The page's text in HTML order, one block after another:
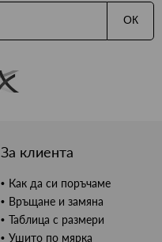
ОК
За клиента
Как да си поръчаме
Връщане и замяна
Таблица с размери
Ушито по мярка